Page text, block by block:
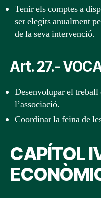
Tenir els comptes a
ser elegits anualment
de la seva intervenció.
Art. 27.-
Desenvolupar el treball
l’associació.
Coordinar la feina de
CAPÍTOL